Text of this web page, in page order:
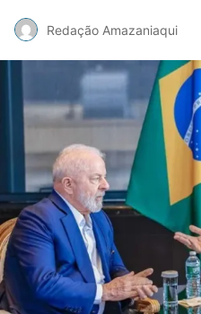
Redação Amazaniaqui